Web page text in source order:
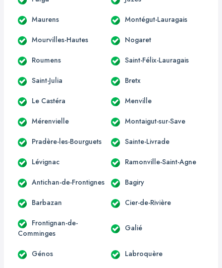
Maurens Montégut-Lauragais
Mourvilles-Hautes Nogaret
Roumens Saint-Félix-Lauragais
Saint-Julia Bretx
Le Castéra Menville
Mérenvielle Montaigut-sur-Save
Pradère-les-Bourguets Sainte-Livrade
Lévignac Ramonville-Saint-Agne
Antichan-de-Frontignes Bagiry
Barbazan Cier-de-Rivière
Frontignan-de-
Comminges
Galié
Génos Labroquère